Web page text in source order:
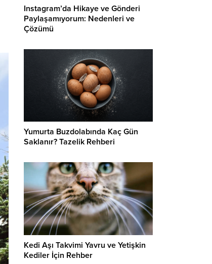
Instagram’da Hikaye ve Gönderi
Paylaşamıyorum: Nedenleri ve
Çözümü
Yumurta Buzdolabında Kaç Gün
Saklanır? Tazelik Rehberi
Kedi Aşı Takvimi Yavru ve Yetişkin
Kediler İçin Rehber